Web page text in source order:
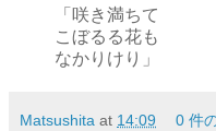
「咲き満ちて
こぼるる花も
なかりけり」
Matsushita at 14:09 0 件